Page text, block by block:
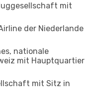
mit
der Niederlande
nationale
mit Hauptquartier
mit Sitz in